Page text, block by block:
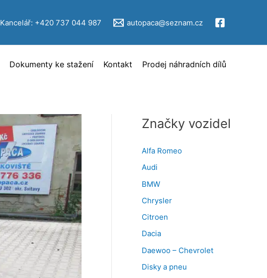
Kancelář: +420 737 044 987 autopaca@seznam.cz
Dokumenty ke stažení Kontakt Prodej náhradních dílů
Značky vozidel
Alfa Romeo
Audi
BMW
Chrysler
Citroen
Dacia
Daewoo – Chevrolet
Disky a pneu
ý
r
e
c
e